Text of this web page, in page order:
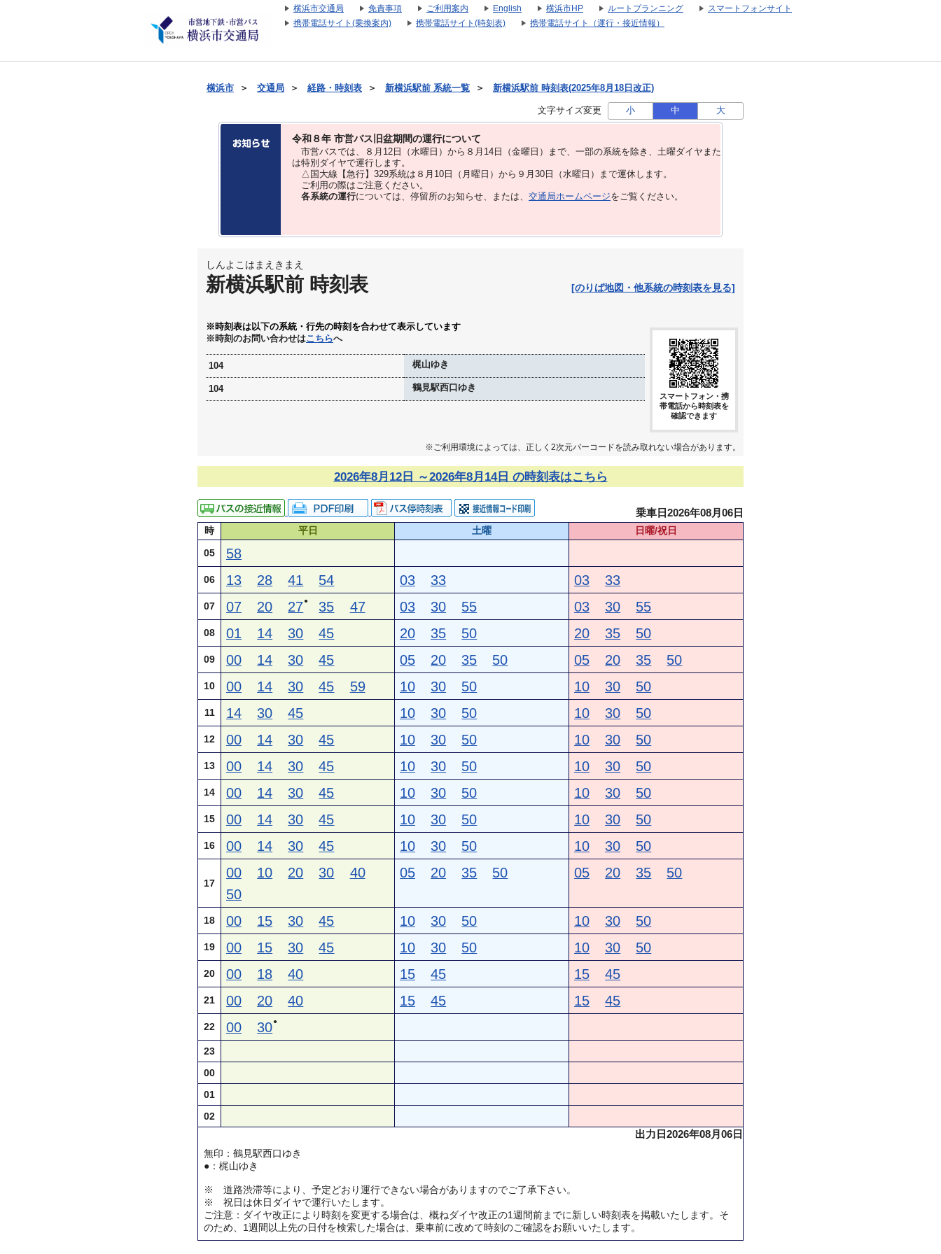
横浜市交通局 免責事項 ご利用案内 English 横浜市HP ルートプランニング
スマートフォンサイト
携帯電話サイト(乗換案内)
携帯電話サイト(時刻表) 携帯電話サイト（運行・接近情報）
横浜市 ＞ 交通局 ＞ 経路・時刻表 ＞ 新横浜駅前 系統一覧 ＞ 新横浜駅前 時刻表(2025年8月18日改正)
文字サイズ変更 小 中 大
令和８年 市営バス旧盆期間の運行について
市営バスでは、８⽉12⽇（水曜日）から８⽉14⽇（金曜日）まで、⼀部の系統を除き、⼟曜ダイヤまた
は特別ダイヤで運⾏します。
△国大線【急行】329系統は８月10日（月曜日）から９月30日（水曜日）まで運休します。
ご利用の際はご注意ください。
各系統の運行については、停留所のお知らせ、または、 交通局ホームページをご覧ください。
しんよこはまえきまえ
新横浜駅前 時刻表 [のりば地図・他系統の時刻表を見る]
※時刻表は以下の系統・行先の時刻を合わせて表示しています
※時刻のお問い合わせはこちらへ
104 梶山ゆき
104 鶴見駅西口ゆき
スマートフォン・携
帯電話から時刻表を
確認できます
※ご利用環境によっては、正しく2次元バーコードを読み取れない場合があります。
2026年8月12日 ～2026年8月14日 の時刻表はこちら
乗車日2026年08月06日
時 平日 土曜
日曜/祝日
05
58
06 13 28 41 54 03 33 03 33
07 07 20 27● 35 47 03 30 55 03 30 55
08 01 14 30 45 20 35 50 20 35 50
09 00 14 30 45 05 20 35 50 05 20 35 50
10 00 14 30 45 59 10 30 50 10 30 50
11 14 30 45 10 30 50 10 30 50
12 00 14 30 45 10 30 50 10 30 50
13 00 14 30 45 10 30 50 10 30 50
14 00 14 30 45 10 30 50 10 30 50
15 00 14 30 45 10 30 50 10 30 50
16 00 14 30 45 10 30 50 10 30 50
17
00 10 20 30
40
50
05 20 35 50 05 20 35 50
18 00 15 30 45 10 30 50 10 30 50
19 00 15 30 45 10 30 50 10 30 50
20 00 18 40 15 45 15 45
21 00 20 40 15 45 15 45
22 00 30●
23
00
01
02
出力日2026年08月06日
無印：鶴見駅西口ゆき
●：梶山ゆき
※ 道路渋滞等により、予定どおり運行できない場合がありますのでご了承下さい。
※ 祝日は休日ダイヤで運行いたします。
ご注意：ダイヤ改正により時刻を変更する場合は、概ねダイヤ改正の1週間前までに新しい時刻表を掲載いたします。そ
のため、1週間以上先の日付を検索した場合は、乗車前に改めて時刻のご確認をお願いいたします。